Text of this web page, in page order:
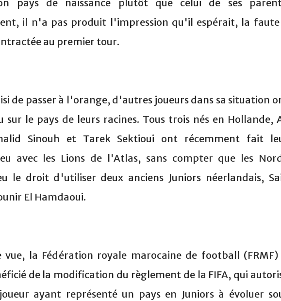
pays de naissance plutôt que celui de ses
il n'a pas produit l'impression qu'il espérait, la faute
au premier tour.
de passer à l'orange, d'autres joueurs dans sa situation
sur le pays de leurs racines. Tous trois nés en Hollande,
Sinouh et Tarek Sektioui ont récemment fait
avec les Lions de l'Atlas, sans compter que les
le droit d'utiliser deux anciens Juniors néerlandais,
El Hamdaoui.
vue, la Fédération royale marocaine de football (FRMF)
de la modification du règlement de la FIFA, qui
ayant représenté un pays en Juniors à évoluer